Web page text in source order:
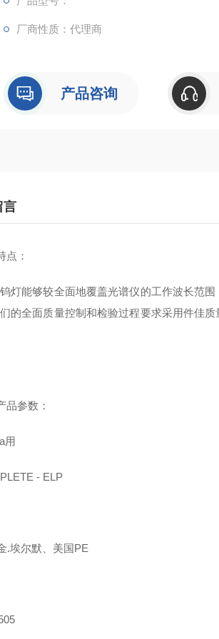
厂商性质：代理商
产品咨询
言
点：
灯能够较全面地覆盖光谱仪的工作波长范
的全面质量控制和检验过程要求采用件佳
品参数：
用
- ELP
埃尔默、美国PE